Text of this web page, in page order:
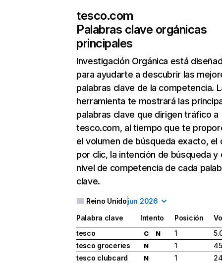
tesco.com
Palabras clave orgánicas
principales
Investigación Orgánica está
para ayudarte a descubrir las
palabras clave de la competencia.
herramienta te mostrará las
palabras clave que dirigen tráfico a
tesco.com, al tiempo que te
el volumen de búsqueda exacto, el
por clic, la intención de búsqueda y
nivel de competencia de cada
clave.
Reino Unidojun 2026
Palabra clave Intento Posición
tesco
C N 1
tesco groceries
N 1
tesco clubcard
N 1